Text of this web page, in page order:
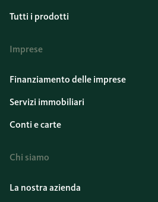
Tutti i prodotti
Imprese
Finanziamento delle imprese
Servizi immobiliari
Conti e carte
Chi siamo
La nostra azienda